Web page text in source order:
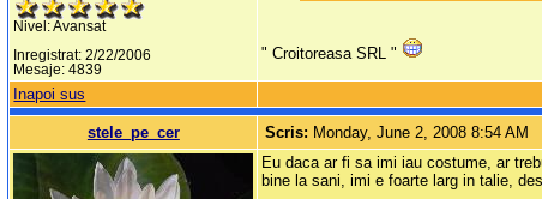
Nivel: Avansat
Inregistrat: 2/22/2006
Mesaje: 4839
" Croitoreasa SRL "
Inapoi sus
stele_pe_cer Scris: Monday, June 2, 2008 8:54 AM
Eu daca ar fi sa imi iau costume, ar
bine la sani, imi e foarte larg in talie,